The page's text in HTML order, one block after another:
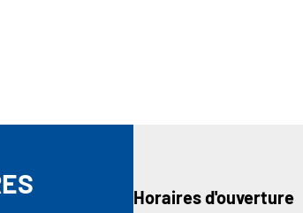
Horaires d'ouverture